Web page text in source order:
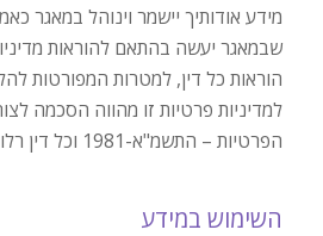
מידע אודותיך יישמר וינוהל במאגר
שבמאגר יעשה בהתאם להוראות
הוראות כל דין, למטרות המפורטות
למדיניות פרטיות זו מהווה הסכמה
הפרטיות – התשמ"א-1981 וכל דין רלוונטי אחר.
השימוש במידע